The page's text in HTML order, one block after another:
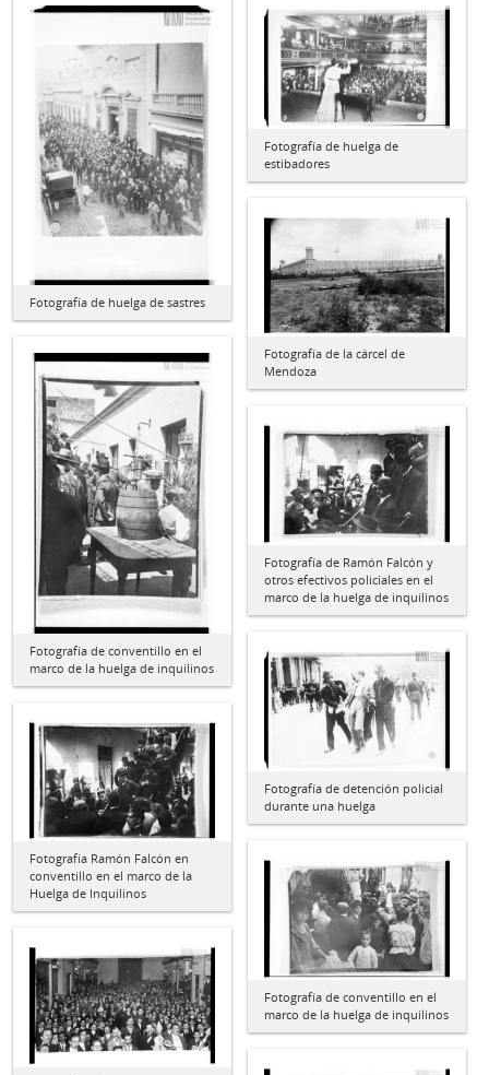
Fotografía de huelga de sastres
Fotografía de huelga de
estibadores
Fotografía de la cárcel de
Mendoza
Fotografía de conventillo en el
marco de la huelga de inquilinos
Fotografía de Ramón Falcón y
otros efectivos policiales en el
marco de la huelga de inquilinos
Fotografía de detención policial
durante una huelga
Fotografía Ramón Falcón en
conventillo en el marco de la
Huelga de Inquilinos
Fotografía de conventillo en el
marco de la huelga de inquilinos